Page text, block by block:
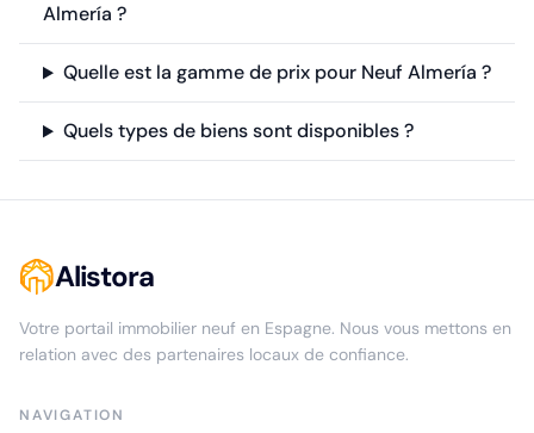
Almería ?
Quelle est la gamme de prix pour Neuf Almería ?
Quels types de biens sont disponibles ?
Alistora
Votre portail immobilier neuf en Espagne. Nous vous mettons en
relation avec des partenaires locaux de confiance.
NAVIGATION